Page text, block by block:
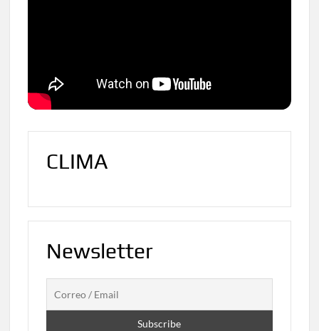
CLIMA
Newsletter